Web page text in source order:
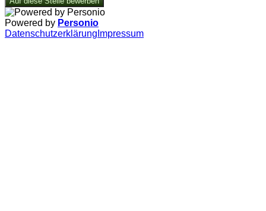
Powered by Personio
Datenschutzerklärung Impressum